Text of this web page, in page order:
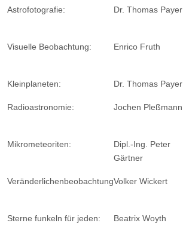
Astrofotografie: Dr. Thomas Payer
Visuelle Beobachtung: Enrico Fruth
Kleinplaneten: Dr. Thomas Payer
Radioastronomie: Jochen Pleßmann
Mikrometeoriten:
Dipl.-Ing. Peter
Gärtner
VeränderlichenbeobachtungVolker Wickert
Sterne funkeln für jeden: Beatrix Woyth